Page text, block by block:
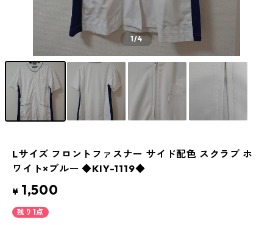
1/4
Lサイズ フロントファスナー サイド配色 スクラブ ホ
ワイト×ブルー ◆KIY-1119◆
¥ 1,500
残り1点